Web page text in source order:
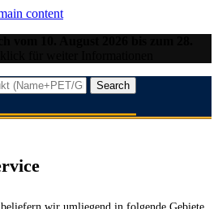
content
Search
wir umliegend in folgende Gebiete.